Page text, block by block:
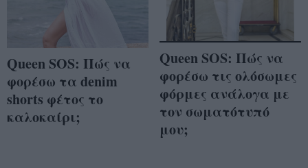
Queen SOS: Πώς να
φορέσω τα denim
shorts φέτος το
καλοκαίρι;
Queen SOS: Πώς να
φορέσω τις ολόσωμες
φόρμες ανάλογα με
τον σωματότυπό
μου;